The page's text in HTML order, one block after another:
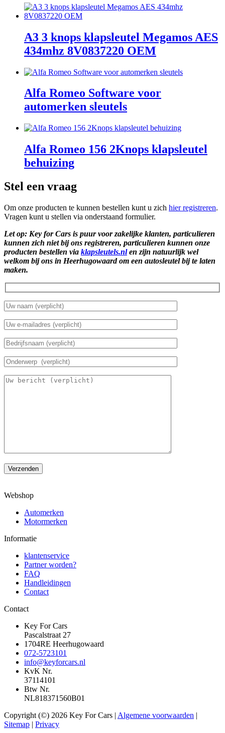
A3 3 knops klapsleutel Megamos AES
434mhz 8V0837220 OEM
Alfa Romeo Software voor
automerken sleutels
Alfa Romeo 156 2Knops klapsleutel
behuizing
Stel een vraag
Om onze producten te kunnen bestellen kunt u zich hier registreren.
Vragen kunt u stellen via onderstaand formulier.
Let op: Key for Cars is puur voor zakelijke klanten, particulieren
kunnen zich niet bij ons registreren, particulieren kunnen onze
producten bestellen via klapsleutels.nlen zijn natuurlijk wel
welkom bij ons in Heerhugowaard om een autosleutel bij te laten
maken.
Verzenden
Webshop
Automerken
Motormerken
Informatie
klantenservice
Partner worden?
FAQ
Handleidingen
Contact
Contact
Key For Cars
Pascalstraat 27
1704RE Heerhugowaard
072-5723101
info@keyforcars.nl
KvK Nr.
37114101
Btw Nr.
NL818371560B01
Copyright (©) 2026 Key For Cars | Algemene voorwaarden |
Sitemap | Privacy